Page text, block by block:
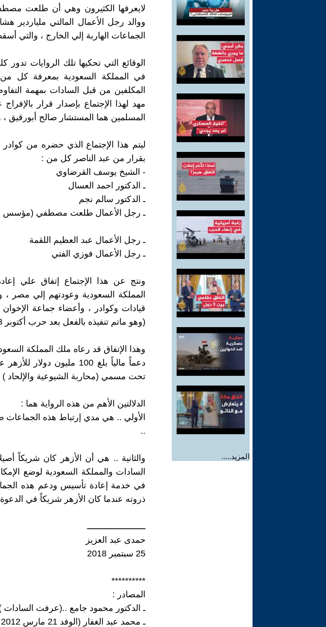
المزيد.....
لايعرفها الكثيرون وهي أن طلعت
ووالد رجل الأعمال المالتي
الجماعات الهاربة إلي الخارج ، والتي
الوقائع التي تحكيها تلك الروايات
في المملكة السعودية بمعرفة كل
المكلفين من قبل السادات بمهمة
مهد لهذا الإجتماع بإصدار قرار
المسلمين هما المستشار صالح أبورقيق
ليتم هذا الإجتماع الذي حضره من
بقرار من عبد الناصر كل من :
- الشيخ يوسف القرضاوي
ـ الدكتور احمد العسال
ـ الدكتور سالم نجم
ـ رجل الأعمال طلعت مصطفي (مؤسس
ـ رجل الأعمال عبد العظيم اللقمة
ـ رجل الأعمال فوزي الفتي
ونتج عن هذا الإجتماع إتفاق علي
المملكة السعودية وعودتهم إلي مصر
قيادات وكوادر ، وأعضاء جماعة الإخوان
(وهو ماتم تنفيذه بالفعل بعد حرب أكتوبر 1973 ) ..
وهذا الإتفاق قد رعاه ملك المملكة
تحت مسمي (محاربة الشيوعية والإلحاد )
الدلالتين الأهم من هذه الرواية هما :
الأولي .. هي مدي إرتباط هذه الجماعات
..
والثانية .. هي أن الأزهر كان شريكاً
السادات والمملكة السعودية لوضع
في خدمة إعادة تأسيس ودعم هذه
ذروته عندما كان الأزهر شريكاً في
ــــــــــــــــــــــــ
حمدى عبد العزيز
25 سبتمبر 2018
**********
المصادر :
ـ الدكتور محمود جامع ..(عرفت السادات
ـ محمد عبد الغفار (الوفد 21 مارس 2012 )